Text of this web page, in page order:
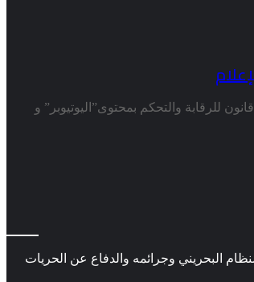
للرقابة والتحكم بمحتوى”اليوتيوبر” و
البحريني وجرائمه والدفاع عن الحريات